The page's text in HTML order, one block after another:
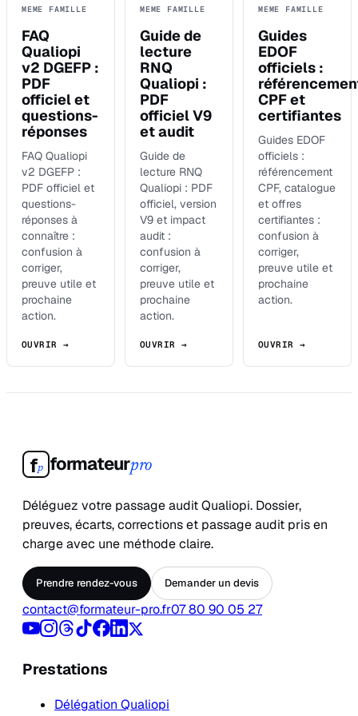
MEME FAMILLE
FAQ
Qualiopi
v2 DGEFP :
PDF
officiel et
questions-
réponses
FAQ Qualiopi
v2 DGEFP :
PDF officiel et
questions-
réponses à
connaître :
confusion à
corriger,
preuve utile et
prochaine
action.
OUVRIR →
MEME FAMILLE
Guide de
lecture
RNQ
Qualiopi :
PDF
officiel V9
et audit
Guide de
lecture RNQ
Qualiopi : PDF
officiel, version
V9 et impact
audit :
confusion à
corriger,
preuve utile et
prochaine
action.
OUVRIR →
MEME FAMILLE
Guides
EDOF
officiels :
CPF et
certifiantes
Guides EDOF
officiels :
référencement
CPF, catalogue
et offres
certifiantes :
confusion à
corriger,
preuve utile et
prochaine
action.
OUVRIR →
fp formateurpro
Déléguez votre passage audit Qualiopi. Dossier,
preuves, écarts, corrections et passage audit pris en
charge avec une méthode claire.
Prendre rendez-vous Demander un devis
contact@formateur-pro.fr07 80 90 05 27
Prestations
Délégation Qualiopi